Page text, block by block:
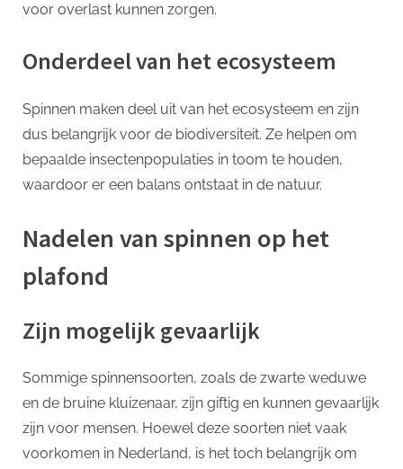
voor overlast kunnen zorgen.
Onderdeel van het ecosysteem
Spinnen maken deel uit van het ecosysteem en zijn
dus belangrijk voor de biodiversiteit. Ze helpen om
bepaalde insectenpopulaties in toom te houden,
waardoor er een balans ontstaat in de natuur.
Nadelen van spinnen op het
plafond
Zijn mogelijk gevaarlijk
Sommige spinnensoorten, zoals de zwarte weduwe
en de bruine kluizenaar, zijn giftig en kunnen gevaarlijk
zijn voor mensen. Hoewel deze soorten niet vaak
voorkomen in Nederland, is het toch belangrijk om